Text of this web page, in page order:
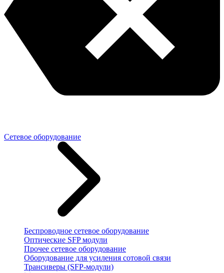
Сетевое оборудование
Беспроводное сетевое оборудование
Оптические SFP модули
Прочее сетевое оборудование
Оборудование для усиления сотовой связи
Трансиверы (SFP-модули)